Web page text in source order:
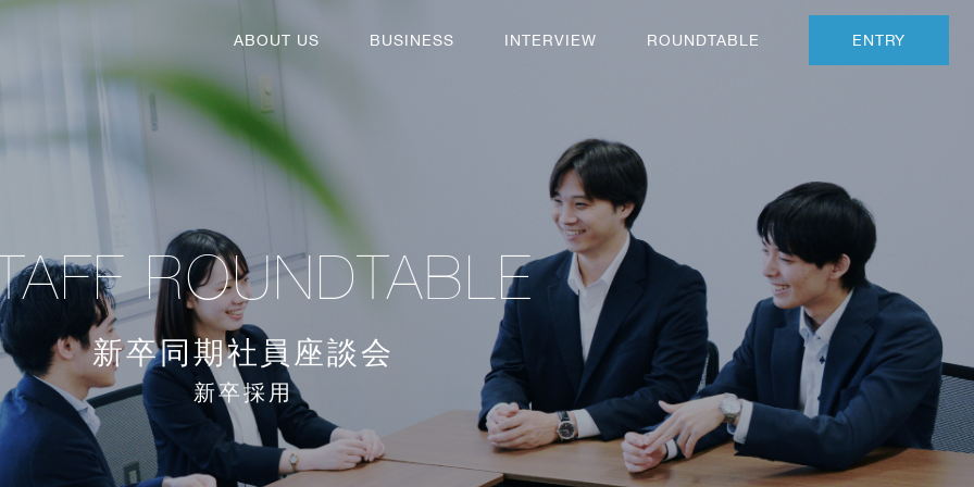
ABOUT US BUSINESS INTERVIEW ROUNDTABLE ENTRY
ROUNDTABLE
新卒同期社員座談会
新卒採用